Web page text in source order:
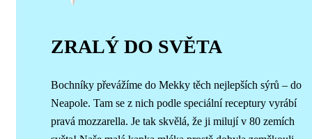
ZRALÝ DO SVĚTA
Bochníky převážíme do Mekky těch nejlepších sýrů – do
Neapole. Tam se z nich podle speciální receptury vyrábí
pravá mozzarella. Je tak skvělá, že ji milují v 80 zemích